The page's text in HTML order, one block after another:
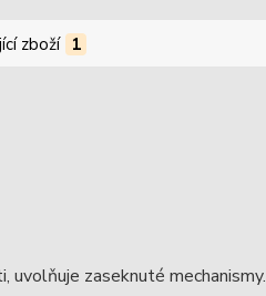
zboží 1
uvolňuje zaseknuté mechanismy.